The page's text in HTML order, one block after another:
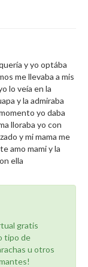
y yo optába
me llevaba a mis
lo veía en la
y la admiraba
yo daba
lloraba yo con
y mi mama me
amo mami y la
ella
gratis
tipo de
u otros